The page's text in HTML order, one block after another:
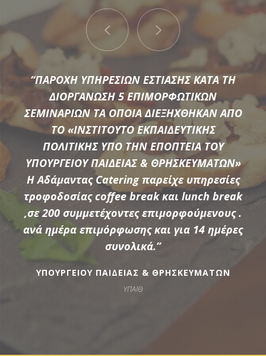
Μια μεγάλη ποικιλία από τις πιο σύγχρονες προτάσεις της
αγοράς συνθέτουν τον εξοπλισμό που διαθέτει η
Αδάμαντας Catering για να υποστηρίξουμε τις ξεχωριστές
ανάγκες κάθε εκδήλωσης.
ΠΕΡΙΣΣΟΤΕΡΑ
“ΠΑΡΟΧΗ ΥΠΗΡΕΣΙΩΝ ΕΣΤΙΑΣΗΣ ΚΑΤΑ ΤΗ
ΔΙΟΡΓΑΝΩΣΗ 5 ΕΠΙΜΟΡΦΩΤΙΚΩΝ
ΣΕΜΙΝΑΡΙΩΝ ΤΑ ΟΠΟΙΑ ΔΙΕΞΗΧΘΗΚΑΝ ΑΠΟ
ΤΟ «ΙΝΣΤΙΤΟΥΤΟ ΕΚΠΑΙΔΕΥΤΙΚΗΣ
ΠΟΛΙΤΙΚΗΣ ΥΠΟ ΤΗΝ ΕΠΟΠΤΕΙΑ ΤΟΥ
ΥΠΟΥΡΓΕΙΟΥ ΠΑΙΔΕΙΑΣ & ΘΡΗΣΚΕΥΜΑΤΩΝ»
Η Αδάμαντας Catering παρείχε υπηρεσίες
τροφοδοσίας coffee break και lunch break
,σε 200 συμμετέχοντες επιμορφούμενους .
ανά ημέρα επιμόρφωσης και για 14 ημέρες
συνολικά.”
ΥΠΟΥΡΓΕΙΟΥ ΠΑΙΔΕΙΑΣ & ΘΡΗΣΚΕΥΜΑΤΩΝ
ΥΠΑΙΘ